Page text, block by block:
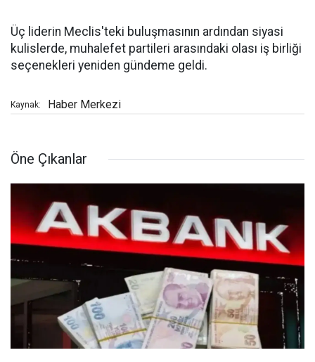
Üç liderin Meclis'teki buluşmasının ardından siyasi
kulislerde, muhalefet partileri arasındaki olası iş birliği
seçenekleri yeniden gündeme geldi.
Kaynak: Haber Merkezi
Öne Çıkanlar